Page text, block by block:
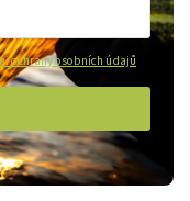
ochrany osobních údajů